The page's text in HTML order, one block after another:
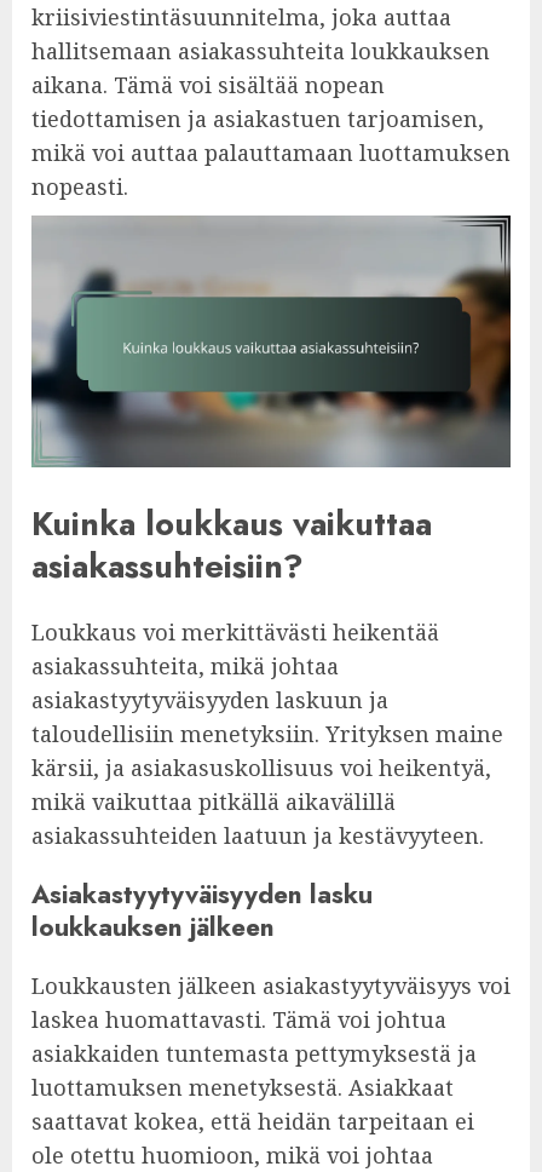
kriisiviestintäsuunnitelma, joka auttaa
hallitsemaan asiakassuhteita loukkauksen
aikana. Tämä voi sisältää nopean
tiedottamisen ja asiakastuen tarjoamisen,
mikä voi auttaa palauttamaan luottamuksen
nopeasti.
Kuinka loukkaus vaikuttaa
asiakassuhteisiin?
Loukkaus voi merkittävästi heikentää
asiakassuhteita, mikä johtaa
asiakastyytyväisyyden laskuun ja
taloudellisiin menetyksiin. Yrityksen maine
kärsii, ja asiakasuskollisuus voi heikentyä,
mikä vaikuttaa pitkällä aikavälillä
asiakassuhteiden laatuun ja kestävyyteen.
Asiakastyytyväisyyden lasku
loukkauksen jälkeen
Loukkausten jälkeen asiakastyytyväisyys voi
laskea huomattavasti. Tämä voi johtua
asiakkaiden tuntemasta pettymyksestä ja
luottamuksen menetyksestä. Asiakkaat
saattavat kokea, että heidän tarpeitaan ei
ole otettu huomioon, mikä voi johtaa